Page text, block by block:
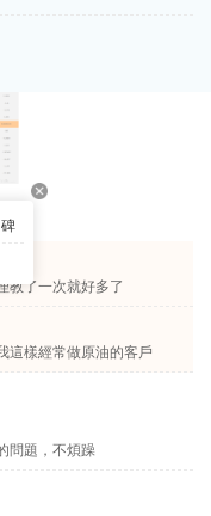
教了一次就好多了
這樣經常做原油的客戶
問題，不煩躁